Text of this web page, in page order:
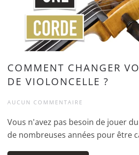
COMMENT CHANGER
DE VIOLONCELLE ?
AUCUN COMMENTAIRE
Vous n'avez pas besoin de jouer
de nombreuses années pour être